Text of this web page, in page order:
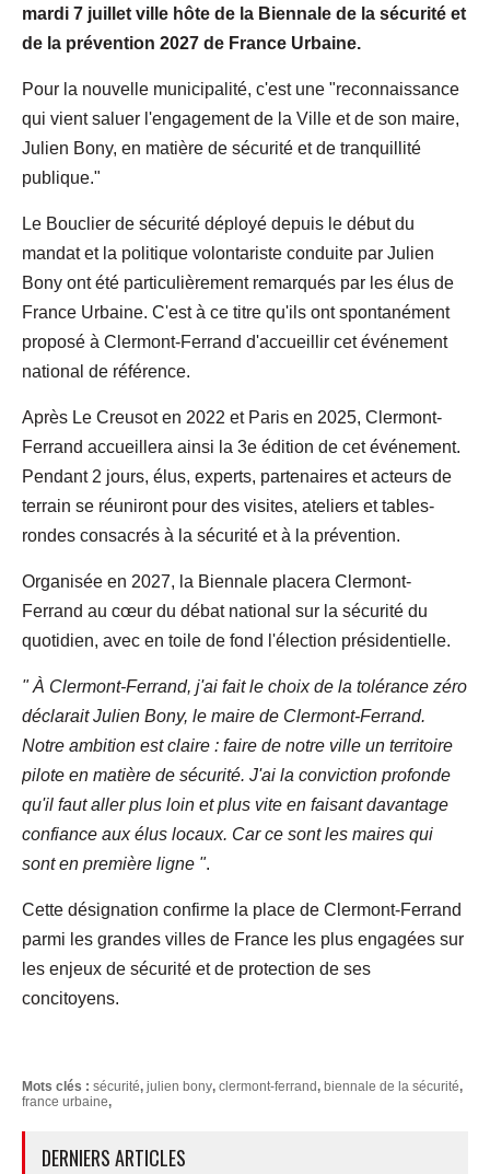
mardi 7 juillet ville hôte de la Biennale de la sécurité et
de la prévention 2027 de France Urbaine.
Pour la nouvelle municipalité, c'est une "reconnaissance
qui vient saluer l'engagement de la Ville et de son maire,
Julien Bony, en matière de sécurité et de tranquillité
publique."
Le Bouclier de sécurité déployé depuis le début du
mandat et la politique volontariste conduite par Julien
Bony ont été particulièrement remarqués par les élus de
France Urbaine. C'est à ce titre qu'ils ont spontanément
proposé à Clermont-Ferrand d'accueillir cet événement
national de référence.
Après Le Creusot en 2022 et Paris en 2025, Clermont-
Ferrand accueillera ainsi la 3e édition de cet événement.
Pendant 2 jours, élus, experts, partenaires et acteurs de
terrain se réuniront pour des visites, ateliers et tables-
rondes consacrés à la sécurité et à la prévention.
Organisée en 2027, la Biennale placera Clermont-
Ferrand au cœur du débat national sur la sécurité du
quotidien, avec en toile de fond l'élection présidentielle.
" À Clermont-Ferrand, j'ai fait le choix de la tolérance zéro
déclarait Julien Bony, le maire de Clermont-Ferrand.
Notre ambition est claire : faire de notre ville un territoire
pilote en matière de sécurité. J'ai la conviction profonde
qu'il faut aller plus loin et plus vite en faisant davantage
confiance aux élus locaux. Car ce sont les maires qui
sont en première ligne ".
Cette désignation confirme la place de Clermont-Ferrand
parmi les grandes villes de France les plus engagées sur
les enjeux de sécurité et de protection de ses
concitoyens.
Mots clés : sécurité, julien bony, clermont-ferrand, biennale de la sécurité,
france urbaine,
DERNIERS ARTICLES